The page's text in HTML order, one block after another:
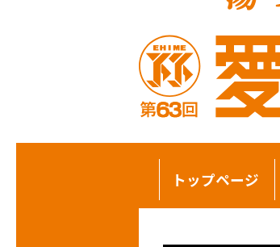
トップページ